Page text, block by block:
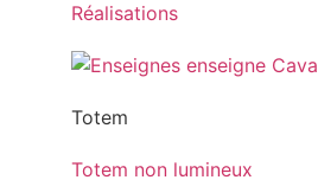
Réalisations
Totem
Totem non lumineux